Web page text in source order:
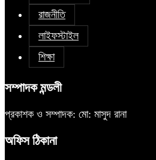
রাজনীতি
লাইফস্টাইল
শিক্ষা
সম্পাদক মন্ডলী
প্রকাশক ও সম্পাদক: মো: মাসুদ রানা
অফিস ঠিকানা